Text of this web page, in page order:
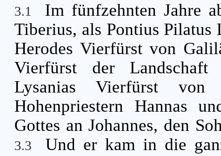
3.1
Im fünfzehnten Jahre
Tiberius, als Pontius Pilatus
Herodes Vierfürst von
Vierfürst der
Lysanias Vierfürst
Hohenpriestern Hannas
Gottes an Johannes, den
3.3
Und er kam in die